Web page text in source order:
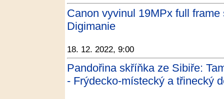
Canon vyvinul 19MPx full
Digimanie
18. 12. 2022, 9:00
Pandořina skříňka ze Sibiře:
- Frýdecko-místecký a třinecký